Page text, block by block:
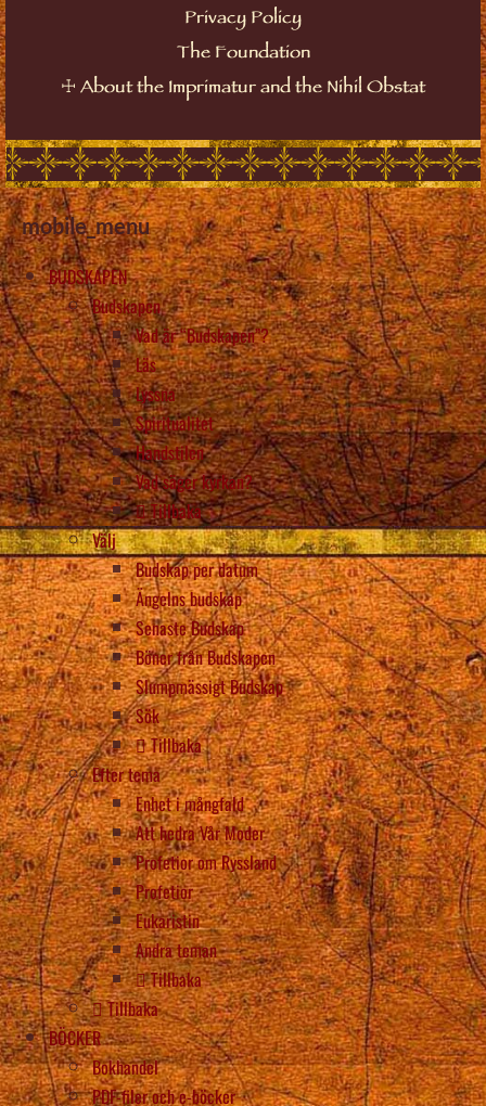
Privacy Policy
The Foundation
☩ About the Imprimatur and the Nihil Obstat
mobile_menu
BUDSKAPEN
Budskapen
Vad är “Budskapen”?
Läs
Lyssna
Spiritualitet
Handstilen
Vad säger kyrkan?
Tillbaka
Välj
Budskap per datum
Ängelns budskap
Senaste Budskap
Böner från Budskapen
Slumpmässigt Budskap
Sök
Tillbaka
Efter tema
Enhet i mångfald
Att hedra Vår Moder
Profetior om Ryssland
Profetior
Eukaristin
Andra teman
Tillbaka
Tillbaka
BÖCKER
Bokhandel
PDF-filer och e-böcker